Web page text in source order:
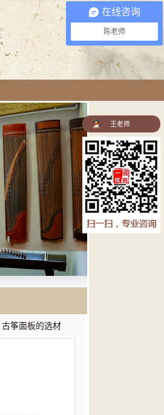
王老师
古筝面板的选材
在线咨询
陈老师